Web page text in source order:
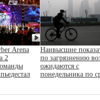
Arena
2
Наивысшие
по загрязнению
ожидаются с
понедельника по